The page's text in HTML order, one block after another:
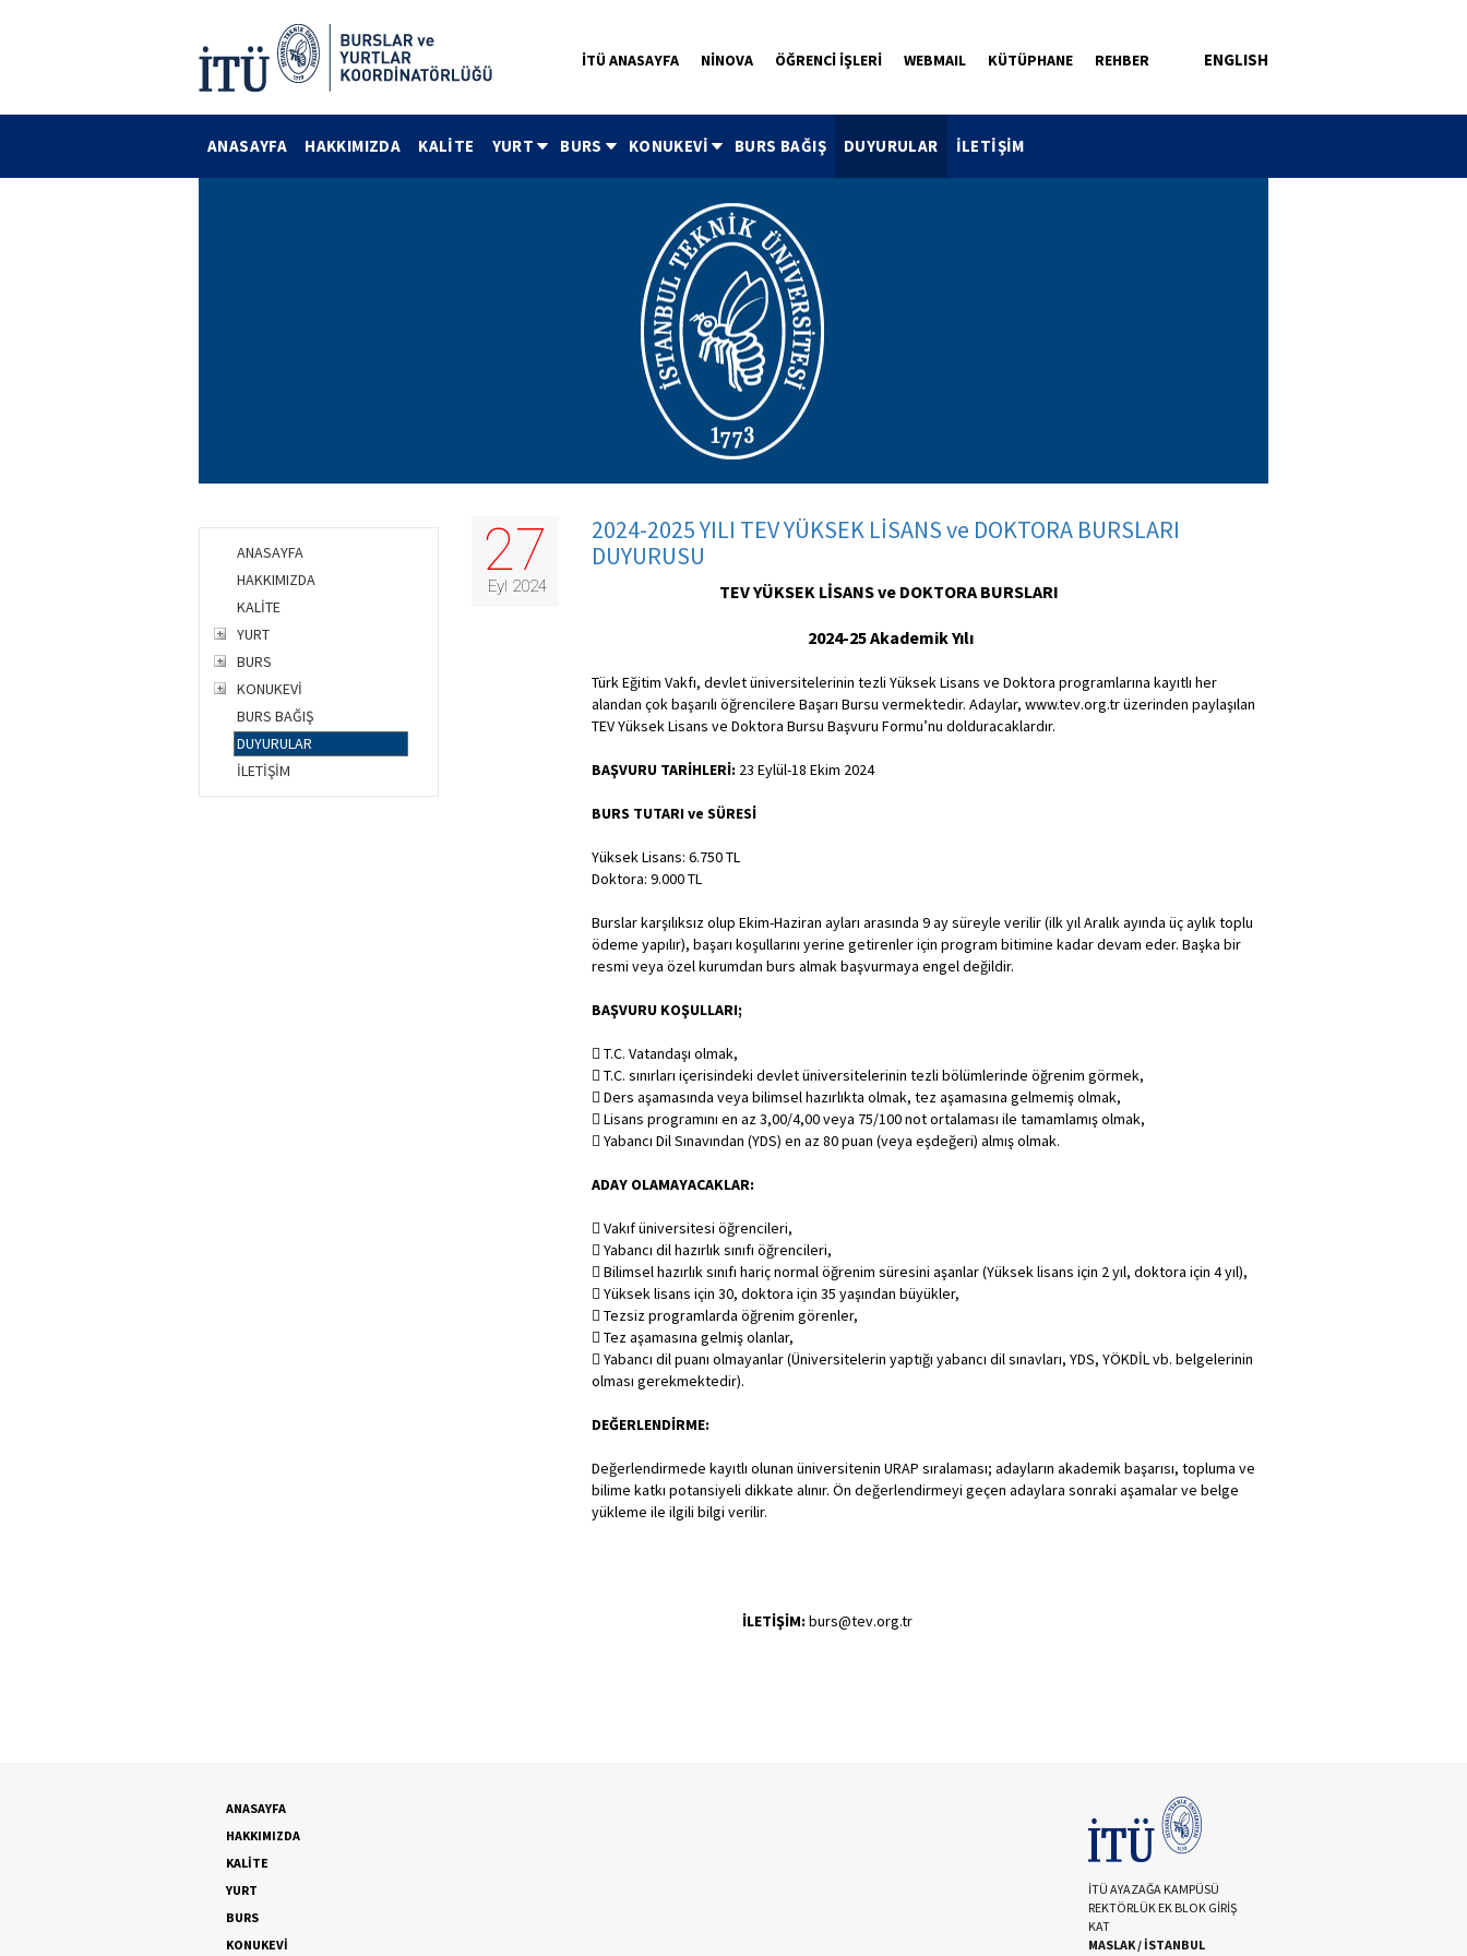
ENGLISH
İTÜ ANASAYFA NİNOVA ÖĞRENCİ İŞLERİ WEBMAIL KÜTÜPHANE REHBER
ANASAYFA HAKKIMIZDA KALİTE YURT BURS KONUKEVİ BURS BAĞIŞ DUYURULAR İLETİŞİM
ANASAYFA
HAKKIMIZDA
KALİTE
YURT
BURS
KONUKEVİ
BURS BAĞIŞ
DUYURULAR
İLETİŞİM
27
Eyl 2024
2024-2025 YILI TEV YÜKSEK LİSANS ve DOKTORA BURSLARI
DUYURUSU
TEV YÜKSEK LİSANS ve DOKTORA BURSLARI
2024-25 Akademik Yılı
Türk Eğitim Vakfı, devlet üniversitelerinin tezli Yüksek Lisans ve Doktora programlarına kayıtlı her
alandan çok başarılı öğrencilere Başarı Bursu vermektedir. Adaylar, www.tev.org.tr üzerinden paylaşılan
TEV Yüksek Lisans ve Doktora Bursu Başvuru Formu’nu dolduracaklardır.
BAŞVURU TARİHLERİ: 23 Eylül-18 Ekim 2024
BURS TUTARI ve SÜRESİ
Yüksek Lisans: 6.750 TL
Doktora: 9.000 TL
Burslar karşılıksız olup Ekim-Haziran ayları arasında 9 ay süreyle verilir (ilk yıl Aralık ayında üç aylık toplu
ödeme yapılır), başarı koşullarını yerine getirenler için program bitimine kadar devam eder. Başka bir
resmi veya özel kurumdan burs almak başvurmaya engel değildir.
BAŞVURU KOŞULLARI;
 T.C. Vatandaşı olmak,
 T.C. sınırları içerisindeki devlet üniversitelerinin tezli bölümlerinde öğrenim görmek,
 Ders aşamasında veya bilimsel hazırlıkta olmak, tez aşamasına gelmemiş olmak,
 Lisans programını en az 3,00/4,00 veya 75/100 not ortalaması ile tamamlamış olmak,
 Yabancı Dil Sınavından (YDS) en az 80 puan (veya eşdeğeri) almış olmak.
ADAY OLAMAYACAKLAR:
 Vakıf üniversitesi öğrencileri,
 Yabancı dil hazırlık sınıfı öğrencileri,
 Bilimsel hazırlık sınıfı hariç normal öğrenim süresini aşanlar (Yüksek lisans için 2 yıl, doktora için 4 yıl),
 Yüksek lisans için 30, doktora için 35 yaşından büyükler,
 Tezsiz programlarda öğrenim görenler,
 Tez aşamasına gelmiş olanlar,
 Yabancı dil puanı olmayanlar (Üniversitelerin yaptığı yabancı dil sınavları, YDS, YÖKDİL vb. belgelerinin
olması gerekmektedir).
DEĞERLENDİRME:
Değerlendirmede kayıtlı olunan üniversitenin URAP sıralaması; adayların akademik başarısı, topluma ve
bilime katkı potansiyeli dikkate alınır. Ön değerlendirmeyi geçen adaylara sonraki aşamalar ve belge
yükleme ile ilgili bilgi verilir.
İLETİŞİM: burs@tev.org.tr
ANASAYFA
HAKKIMIZDA
KALİTE
YURT
BURS
KONUKEVİ
İTÜ AYAZAĞA KAMPÜSÜ
REKTÖRLÜK EK BLOK GİRİŞ
KAT
MASLAK / İSTANBUL